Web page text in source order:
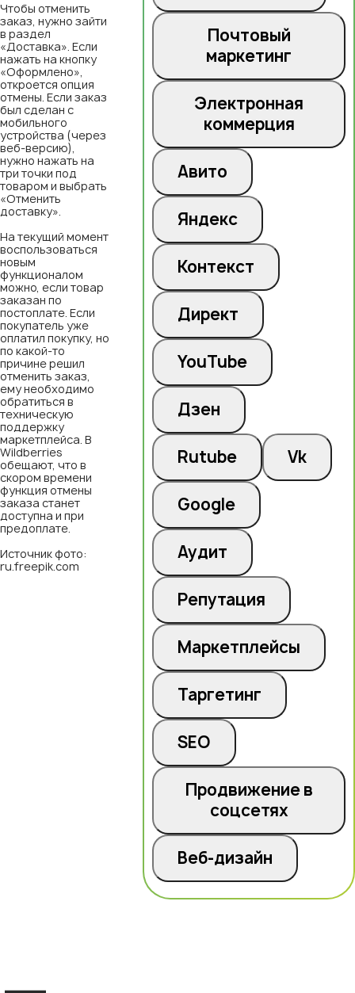
Почтовый
маркетинг
Электронная
коммерция
Авито
Яндекс
Контекст
Директ
YouTube
Дзен
Rutube Vk
Google
Аудит
Репутация
Маркетплейсы
Таргетинг
SEO
Продвижение в
соцсетях
Веб-дизайн
Чтобы отменить
заказ, нужно зайти
в раздел
«Доставка». Если
нажать на кнопку
«Оформлено»,
откроется опция
отмены. Если заказ
был сделан с
мобильного
устройства (через
веб-версию),
нужно нажать на
три точки под
товаром и выбрать
«Отменить
доставку».
На текущий момент
воспользоваться
новым
функционалом
можно, если товар
заказан по
постоплате. Если
покупатель уже
оплатил покупку, но
по какой-то
причине решил
отменить заказ,
ему необходимо
обратиться в
техническую
поддержку
маркетплейса. В
Wildberries
обещают, что в
скором времени
функция отмены
заказа станет
доступна и при
предоплате.
Источник фото:
ru.freepik.com